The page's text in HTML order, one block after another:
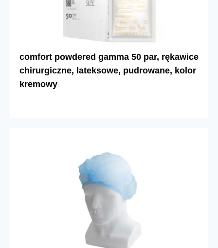
comfort powdered gamma 50 par, rękawice
chirurgiczne, lateksowe, pudrowane, kolor
kremowy